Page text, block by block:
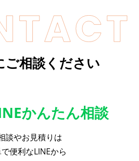
ご相談ください
かんたん相談
談やお見積りは
便利なLINEから